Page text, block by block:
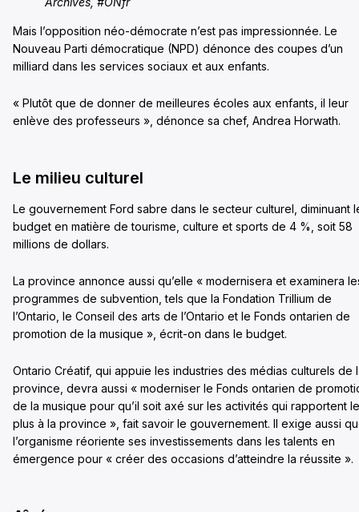
Mais l’opposition néo-démocrate n’est pas impressionnée. Le
Nouveau Parti démocratique (NPD) dénonce des coupes d’un
milliard dans les services sociaux et aux enfants.
« Plutôt que de donner de meilleures écoles aux enfants, il leur
enlève des professeurs », dénonce sa chef, Andrea Horwath.
Le milieu culturel
Le gouvernement Ford sabre dans le secteur culturel, diminuant
budget en matière de tourisme, culture et sports de 4 %, soit 58
millions de dollars.
La province annonce aussi qu’elle « modernisera et examinera
programmes de subvention, tels que la Fondation Trillium de
l’Ontario, le Conseil des arts de l’Ontario et le Fonds ontarien de
promotion de la musique », écrit-on dans le budget.
Ontario Créatif, qui appuie les industries des médias culturels de
province, devra aussi « moderniser le Fonds ontarien de
de la musique pour qu’il soit axé sur les activités qui rapportent le
plus à la province », fait savoir le gouvernement. Il exige aussi
l’organisme réoriente ses investissements dans les talents en
émergence pour « créer des occasions d’atteindre la réussite ».